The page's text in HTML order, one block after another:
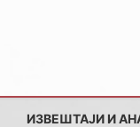
ИЗВЕШТАЈИ И